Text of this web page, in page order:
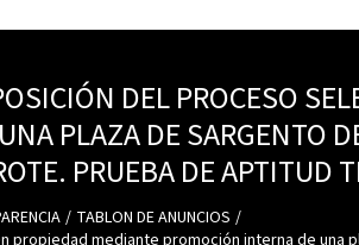
DEL PROCESO
PLAZA DE SARGENTO
PRUEBA DE APTITUD
TABLON DE ANUNCIOS